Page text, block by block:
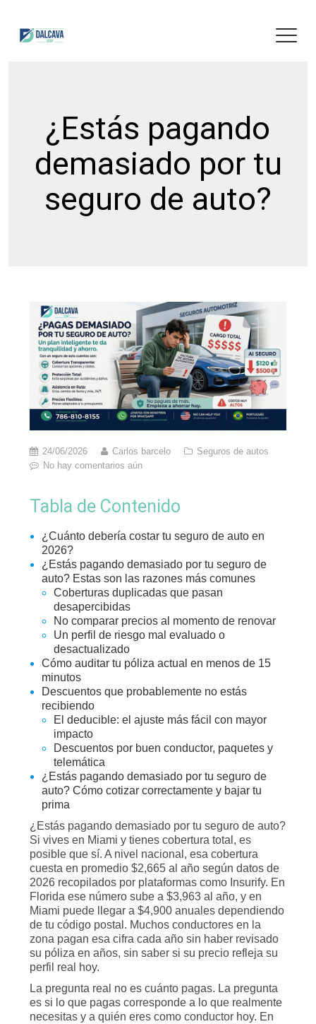
¿Estás pagando
demasiado por tu
seguro de auto?
24/06/2026 Carlos barcelo
Seguros de autos
No hay comentarios aún
Tabla de Contenido
¿Cuánto debería costar tu seguro de auto en
2026?
¿Estás pagando demasiado por tu seguro de
auto? Estas son las razones más comunes
Coberturas duplicadas que pasan
desapercibidas
No comparar precios al momento de renovar
Un perfil de riesgo mal evaluado o
desactualizado
Cómo auditar tu póliza actual en menos de 15
minutos
Descuentos que probablemente no estás
recibiendo
El deducible: el ajuste más fácil con mayor
impacto
Descuentos por buen conductor, paquetes y
telemática
¿Estás pagando demasiado por tu seguro de
auto? Cómo cotizar correctamente y bajar tu
prima
¿Estás pagando demasiado por tu seguro de auto?
Si vives en Miami y tienes cobertura total, es
posible que sí. A nivel nacional, esa cobertura
cuesta en promedio $2,665 al año según datos de
2026 recopilados por plataformas como Insurify. En
Florida ese número sube a $3,963 al año, y en
Miami puede llegar a $4,900 anuales dependiendo
de tu código postal. Muchos conductores en la
zona pagan esa cifra cada año sin haber revisado
su póliza en años, sin saber si su precio refleja su
perfil real hoy.
La pregunta real no es cuánto pagas. La pregunta
es si lo que pagas corresponde a lo que realmente
necesitas y a quién eres como conductor hoy. En